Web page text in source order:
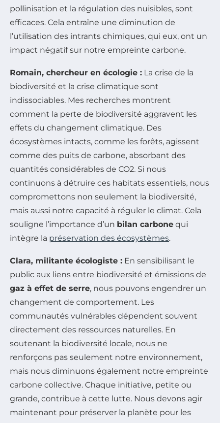
pollinisation et la régulation des nuisibles, sont
efficaces. Cela entraîne une diminution de
l’utilisation des intrants chimiques, qui eux, ont un
impact négatif sur notre empreinte carbone.
Romain, chercheur en écologie : La crise de la
biodiversité et la crise climatique sont
indissociables. Mes recherches montrent
comment la perte de biodiversité aggravent les
effets du changement climatique. Des
écosystèmes intacts, comme les forêts, agissent
comme des puits de carbone, absorbant des
quantités considérables de CO2. Si nous
continuons à détruire ces habitats essentiels, nous
compromettons non seulement la biodiversité,
mais aussi notre capacité à réguler le climat. Cela
souligne l’importance d’un bilan carbone qui
intègre la préservation des écosystèmes.
Clara, militante écologiste : En sensibilisant le
public aux liens entre biodiversité et émissions de
gaz à effet de serre, nous pouvons engendrer un
changement de comportement. Les
communautés vulnérables dépendent souvent
directement des ressources naturelles. En
soutenant la biodiversité locale, nous ne
renforçons pas seulement notre environnement,
mais nous diminuons également notre empreinte
carbone collective. Chaque initiative, petite ou
grande, contribue à cette lutte. Nous devons agir
maintenant pour préserver la planète pour les